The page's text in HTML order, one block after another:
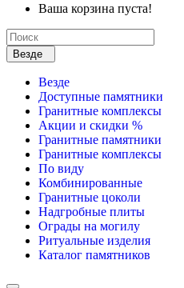
Ваша корзина пуста!
Везде
Везде
Доступные памятники
Гранитные комплексы
Акции и скидки %
Гранитные памятники
Гранитные комплексы
По виду
Комбинированные
Гранитные цоколи
Надгробные плиты
Ограды на могилу
Ритуальные изделия
Каталог памятников